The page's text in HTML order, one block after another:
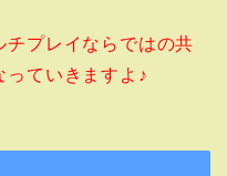
プレイならではの共
っていきますよ♪